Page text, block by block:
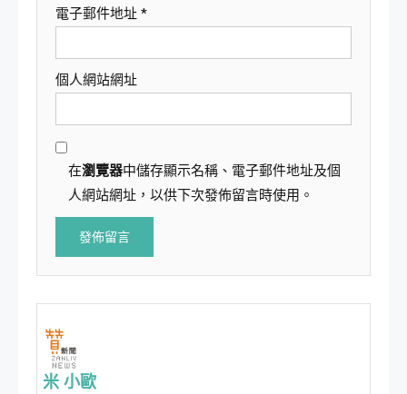
電子郵件地址 *
個人網站網址
在瀏覽器中儲存顯示名稱、電子郵件地址及個
人網站網址，以供下次發佈留言時使用。
米 小歐